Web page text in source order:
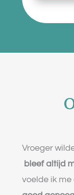
Vroeger
bleef altijd
voelde ik me